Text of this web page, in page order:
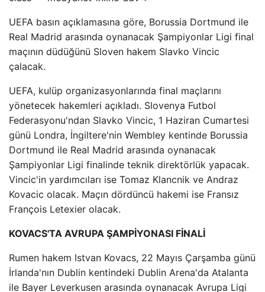
UEFA basın açıklamasına göre, Borussia Dortmund ile
Real Madrid arasında oynanacak Şampiyonlar Ligi final
maçının düdüğünü Sloven hakem Slavko Vincic
çalacak.
UEFA, kulüp organizasyonlarında final maçlarını
yönetecek hakemleri açıkladı. Slovenya Futbol
Federasyonu'ndan Slavko Vincic, 1 Haziran Cumartesi
günü Londra, İngiltere'nin Wembley kentinde Borussia
Dortmund ile Real Madrid arasında oynanacak
Şampiyonlar Ligi finalinde teknik direktörlük yapacak.
Vincic'in yardımcıları ise Tomaz Klancnik ve Andraz
Kovacic olacak. Maçın dördüncü hakemi ise Fransız
François Letexier olacak.
KOVACS'TA AVRUPA ŞAMPİYONASI FİNALİ
Rumen hakem Istvan Kovacs, 22 Mayıs Çarşamba günü
İrlanda'nın Dublin kentindeki Dublin Arena'da Atalanta
ile Bayer Leverkusen arasında oynanacak Avrupa Ligi